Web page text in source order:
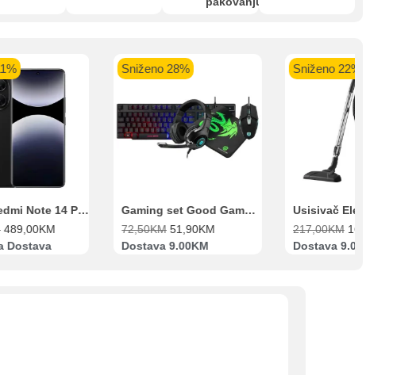
Xiaomi Redmi Note 14 Pro 8GB 256GB Crni
489,00KM
Dostava
Sniženo 28%
Gaming set Good Game Tastatura, Miš, Slušalice i podloga za miš
72,50KM 51,90KM
Dostava 9.00KM
Sniženo 22%
217,00KM 169,00
Dostava 9.00KM